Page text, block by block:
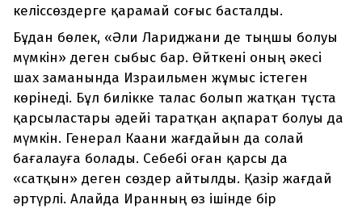
келіссөздерге қарамай соғыс басталды.
Бұдан бөлек, «Әли Лариджани де тыңшы болуы
мүмкін» деген сыбыс бар. Өйткені оның әкесі
шах заманында Израильмен жұмыс істеген
көрінеді. Бұл билікке талас болып жатқан тұста
қарсыластары әдейі таратқан ақпарат болуы да
мүмкін. Генерал Каани жағдайын да солай
бағалауға болады. Себебі оған қарсы да
«сатқын» деген сөздер айтылды. Қазір жағдай
әртүрлі. Алайда Иранның өз ішінде бір